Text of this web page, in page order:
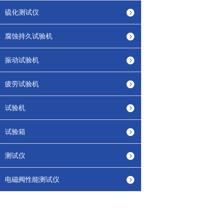
硫化测试仪
腐蚀持久试验机
振动试验机
疲劳试验机
试验机
试验箱
测试仪
电磁阀性能测试仪